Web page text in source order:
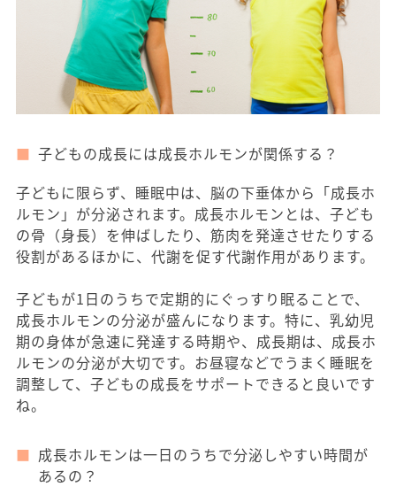
子どもの成長には成長ホルモンが関係する？
子どもに限らず、睡眠中は、脳の下垂体から「成長ホ
ルモン」が分泌されます。成長ホルモンとは、子ども
の骨（身長）を伸ばしたり、筋肉を発達させたりする
役割があるほかに、代謝を促す代謝作用があります。
子どもが1日のうちで定期的にぐっすり眠ることで、
成長ホルモンの分泌が盛んになります。特に、乳幼児
期の身体が急速に発達する時期や、成長期は、成長ホ
ルモンの分泌が大切です。お昼寝などでうまく睡眠を
調整して、子どもの成長をサポートできると良いです
ね。
成長ホルモンは一日のうちで分泌しやすい時間が
あるの？